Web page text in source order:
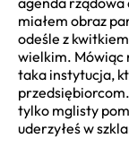
miałem obraz
odeśle z
wielkim. Mówiąc
taka instytucja,
tylko mglisty
uderzyłeś w